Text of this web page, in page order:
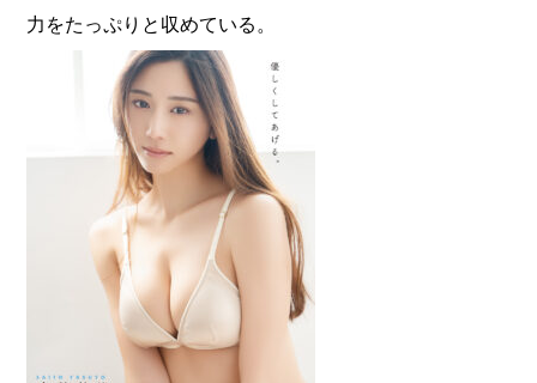
力をたっぷりと収めている。